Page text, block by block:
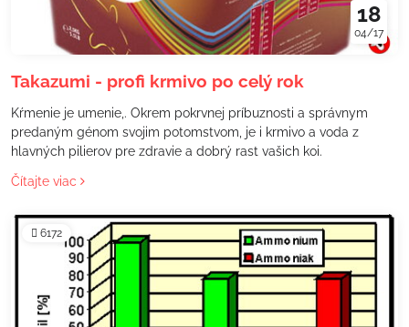
18
04/17
Takazumi - profi krmivo po celý rok
Kŕmenie je umenie,. Okrem pokrvnej príbuznosti a správnym
predaným génom svojim potomstvom, je i krmivo a voda z
hlavných pilierov pre zdravie a dobrý rast vašich koi.
Čítajte viac
6172